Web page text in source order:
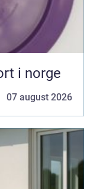
i norge
07 august 2026